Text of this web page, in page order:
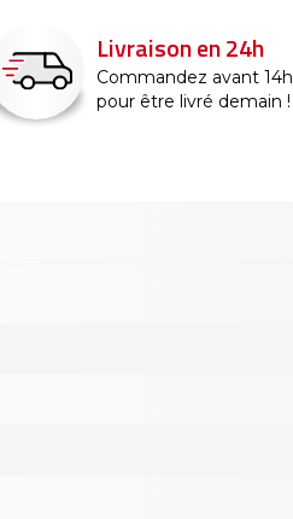
Livraison en 24h
Commandez avant 14h
pour être livré demain !